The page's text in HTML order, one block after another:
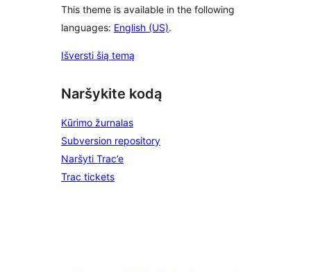
This theme is available in the following
languages: English (US).
Išversti šią temą
Naršykite kodą
Kūrimo žurnalas
Subversion repository
Naršyti Trac’e
Trac tickets